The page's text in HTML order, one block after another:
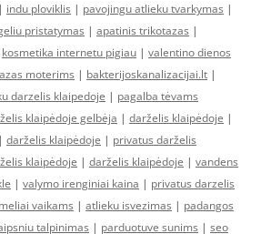
| indu ploviklis | pavojingu atlieku tvarkymas |
pristatymas | apatinis trikotazas |
kosmetika internetu pigiau | valentino dienos
moterims | bakterijoskanalizacijai.lt |
darzelis klaipedoje | pagalba tėvams
klaipėdoje gelbėja | darželis klaipėdoje |
| darželis klaipėdoje | privatus darželis
klaipėdoje | darželis klaipėdoje | vandens
| valymo irenginiai kaina | privatus darzelis
vaikams | atlieku isvezimas | padangos
talpinimas | parduotuve sunims | seo